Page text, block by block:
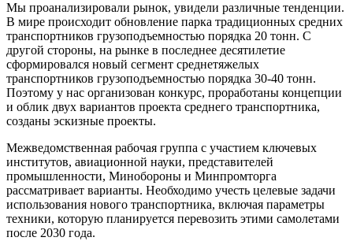
Мы проанализировали рынок, увидели различные тенденции.
В мире происходит обновление парка традиционных средних
транспортников грузоподъемностью порядка 20 тонн. С
другой стороны, на рынке в последнее десятилетие
сформировался новый сегмент среднетяжелых
транспортников грузоподъемностью порядка 30-40 тонн.
Поэтому у нас организован конкурс, проработаны концепции
и облик двух вариантов проекта среднего транспортника,
созданы эскизные проекты.
Межведомственная рабочая группа с участием ключевых
институтов, авиационной науки, представителей
промышленности, Минобороны и Минпромторга
рассматривает варианты. Необходимо учесть целевые задачи
использования нового транспортника, включая параметры
техники, которую планируется перевозить этими самолетами
после 2030 года.